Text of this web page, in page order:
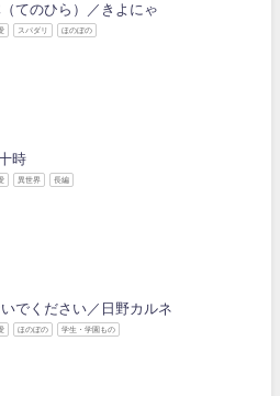
てのひら）／きよにゃ
スパダリ ほのぼの
時
異世界 長編
でください／日野カルネ
ほのぼの 学生・学園もの